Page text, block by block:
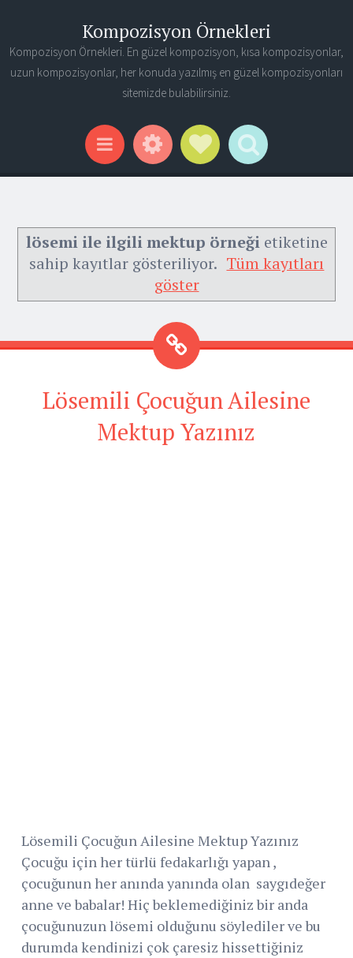
Kompozisyon Örnekleri
Kompozisyon Örnekleri. En güzel kompozisyon, kısa kompozisyonlar,
uzun kompozisyonlar, her konuda yazılmış en güzel kompozisyonları
sitemizde bulabilirsiniz.
Menu WidgetsSocial Links
Search
lösemi ile ilgili mektup örneğietiketine
sahip kayıtlar gösteriliyor. Tüm kayıtları
göster
Lösemili Çocuğun Ailesine
Mektup Yazınız
Lösemili Çocuğun Ailesine Mektup Yazınız
Çocuğu için her türlü fedakarlığı yapan ,
çocuğunun her anında yanında olan saygıdeğer
anne ve babalar! Hiç beklemediğiniz bir anda
çocuğunuzun lösemi olduğunu söylediler ve bu
durumda kendinizi çok çaresiz hissettiğiniz